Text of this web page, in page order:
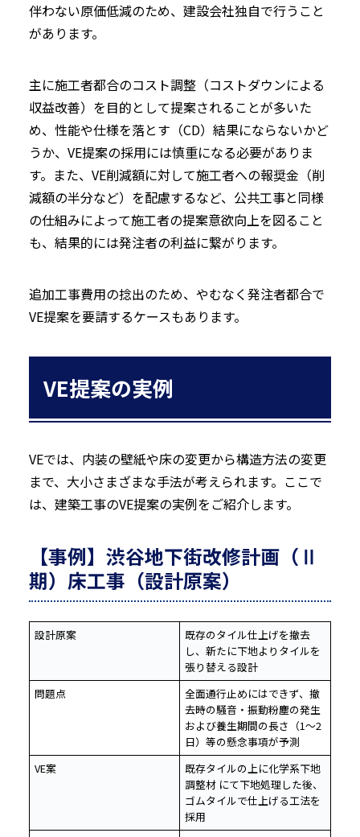
伴わない原価低減のため、建設会社独自で行うこと
があります。
主に施工者都合のコスト調整（コストダウンによる
収益改善）を目的として提案されることが多いた
め、性能や仕様を落とす（CD）結果にならないかど
うか、VE提案の採用には慎重になる必要がありま
す。また、VE削減額に対して施工者への報奨金（削
減額の半分など）を配慮するなど、公共工事と同様
の仕組みによって施工者の提案意欲向上を図ること
も、結果的には発注者の利益に繋がります。
追加工事費用の捻出のため、やむなく発注者都合で
VE提案を要請するケースもあります。
VE提案の実例
VEでは、内装の壁紙や床の変更から構造方法の変更
まで、大小さまざまな手法が考えられます。ここで
は、建築工事のVE提案の実例をご紹介します。
【事例】渋谷地下街改修計画（Ⅱ
期）床工事（設計原案）
設計原案
既存のタイル仕上げを撤去
し、新たに下地よりタイルを
張り替える設計
問題点
全面通行止めにはできず、撤
去時の騒音・振動粉塵の発生
および養生期間の長さ（1～2
日）等の懸念事項が予測
VE案
既存タイルの上に化学系下地
調整材 にて下地処理した後、
ゴムタイルで仕上げる工法を
採用